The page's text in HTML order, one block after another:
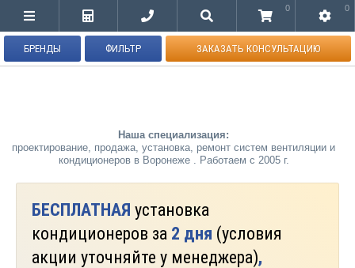
0 0
Наша специализация:
проектирование, продажа, установка, ремонт систем вентиляции и
кондиционеров в Воронеже . Работаем с 2005 г.
БРЕНДЫ ФИЛЬТР ЗАКАЗАТЬ КОНСУЛЬТАЦИЮ
БЕСПЛАТНАЯ установка
кондиционеров за 2 дня (условия
акции уточняйте у менеджера),